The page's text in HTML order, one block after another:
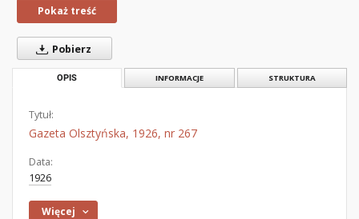
Pokaż treść
Pobierz
OPIS INFORMACJE STRUKTURA
Tytuł:
Gazeta Olsztyńska, 1926, nr 267
Data:
1926
Więcej